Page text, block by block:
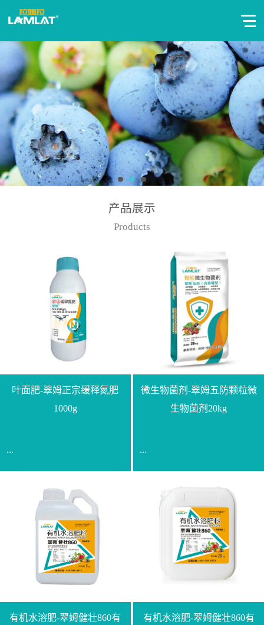
产品展示
Products
叶面肥-翠姆正宗缓释氮肥
1000g
...
【通用名称】脲甲醛缓释
氮肥【产品形态】水剂
【产品规格】1000g【技术
指标】N≥330g/L【企业标
准】Q/LML O01-2022【使
用方法】1、飞防：每亩
复配其他农药、肥料并提
微生物菌剂-翠姆五防颗粒微
生物菌剂20kg
...
【通用名称】微生物菌剂
【产品剂型】颗粒【产品
规格】20kg【技术指标】
有效活菌数≥10.0亿/克【增
效物质】有机质≥40%;小分
子有机碳≥23%;壳寡糖
底肥：亩用本品40kg-
有机水溶肥-翠姆健壮860有
有机水溶肥-翠姆健壮860有